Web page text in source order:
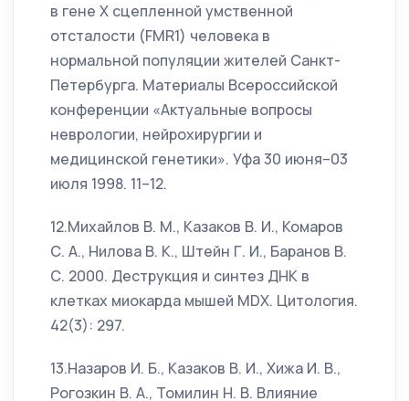
в гене Х сцепленной умственной
отсталости (FMR1) человека в
нормальной популяции жителей Санкт-
Петербурга. Материалы Всероссийской
конференции «Актуальные вопросы
неврологии, нейрохирургии и
медицинской генетики». Уфа 30 июня–03
июля 1998. 11–12.
12.Михайлов В. М., Казаков В. И., Комаров
С. А., Нилова В. К., Штейн Г. И., Баранов В.
С. 2000. Деструкция и синтез ДНК в
клетках миокарда мышей MDX. Цитология.
42(3): 297.
13.Назаров И. Б., Казаков В. И., Хижа И. В.,
Рогозкин В. А., Томилин Н. В. Влияние